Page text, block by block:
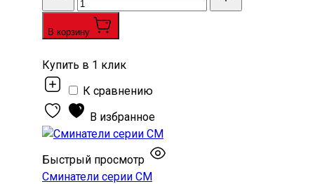
В корзину
Купить в 1 клик
К сравнению
В избранное
Быстрый просмотр
Сминатели серии СМ